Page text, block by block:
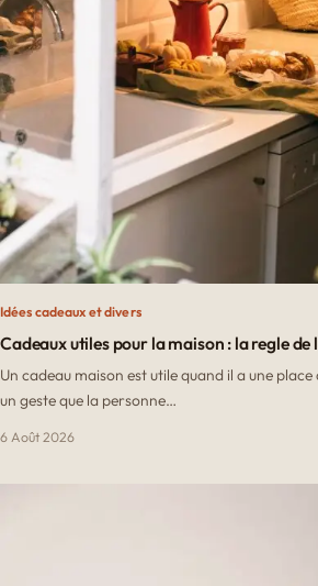
Idées cadeaux et divers
Cadeaux utiles pour la maison : la regle
Un cadeau maison est utile quand il a une
un geste que la personne…
6 Août 2026